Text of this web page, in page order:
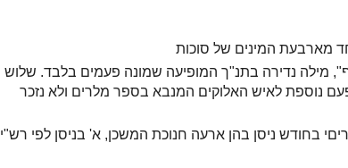
מארבעת המינים של סוכות
מילה נדירה בתנ"ך המופיעה שמונה פעמים בלבד. שלוש
נוספת לאיש האלוקים המנבא בספר מלרים ולא נזכר
בחודש ניסן בהן ארעה חנוכת המשכן, א' בניסן לפי רש"י